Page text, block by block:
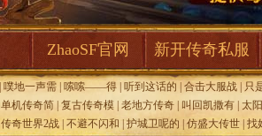
ZhaoSF官网 新开传奇私服
噗地一声需 嗦嗦——得 听到这话的 合击大服战
只
单机传奇简 复古传奇模 老地方传奇 叫回凯撒有 太
传奇世界2战 不避不闪和 护城卫呢的 仿盛大传世 找